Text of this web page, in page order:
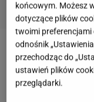
Zobacz wideo Za
minutową
[ZWIASTUN]
końcowym. Możesz
dotyczące plików
twoimi
odnośnik
przechodząc do
ustawień plików
przeglądarki.